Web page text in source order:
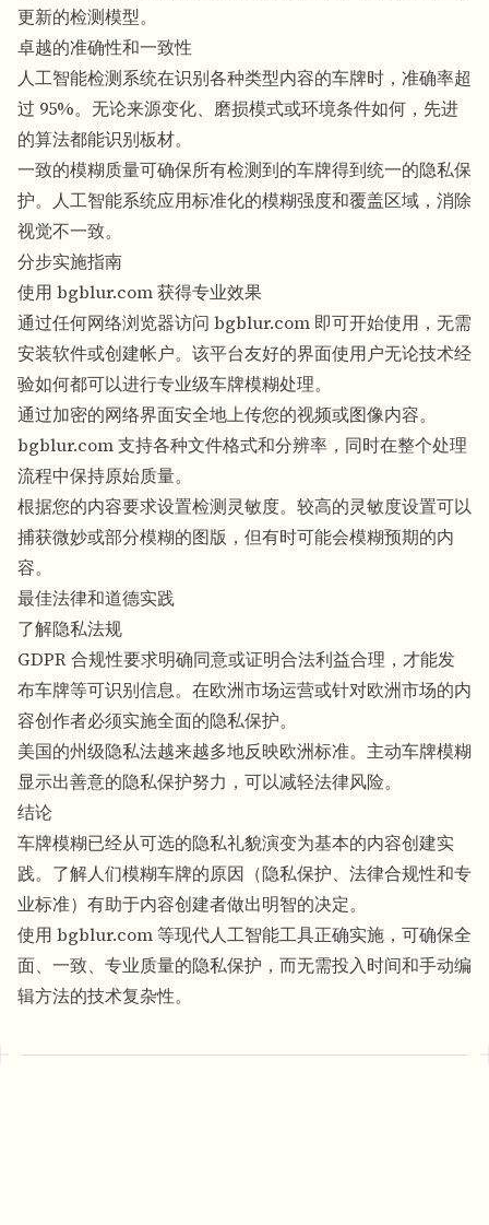
更新的检测模型。
卓越的准确性和一致性
人工智能检测系统在识别各种类型内容的车牌时，准确率超
过 95%。无论来源变化、磨损模式或环境条件如何，先进
的算法都能识别板材。
一致的模糊质量可确保所有检测到的车牌得到统一的隐私保
护。人工智能系统应用标准化的模糊强度和覆盖区域，消除
视觉不一致。
分步实施指南
使用 bgblur.com 获得专业效果
通过任何网络浏览器访问 bgblur.com 即可开始使用，无需
安装软件或创建帐户。该平台友好的界面使用户无论技术经
验如何都可以进行专业级车牌模糊处理。
通过加密的网络界面安全地上传您的视频或图像内容。
bgblur.com 支持各种文件格式和分辨率，同时在整个处理
流程中保持原始质量。
根据您的内容要求设置检测灵敏度。较高的灵敏度设置可以
捕获微妙或部分模糊的图版，但有时可能会模糊预期的内
容。
最佳法律和道德实践
了解隐私法规
GDPR 合规性要求明确同意或证明合法利益合理，才能发
布车牌等可识别信息。在欧洲市场运营或针对欧洲市场的内
容创作者必须实施全面的隐私保护。
美国的州级隐私法越来越多地反映欧洲标准。主动车牌模糊
显示出善意的隐私保护努力，可以减轻法律风险。
结论
车牌模糊已经从可选的隐私礼貌演变为基本的内容创建实
践。了解人们模糊车牌的原因（隐私保护、法律合规性和专
业标准）有助于内容创建者做出明智的决定。
使用 bgblur.com 等现代人工智能工具正确实施，可确保全
面、一致、专业质量的隐私保护，而无需投入时间和手动编
辑方法的技术复杂性。